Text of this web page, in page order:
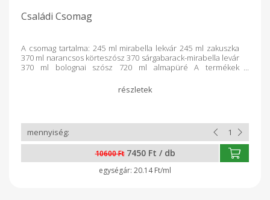
Családi Csomag
A csomag tartalma: 245 ml mirabella lekvár 245 ml zakuszka
370 ml narancsos körteszósz 370 sárgabarack-mirabella levár
370 ml bolognai szósz 720 ml almapüré A termékek
10600 Ft 7450 Ft / db
20.14 Ft/ml